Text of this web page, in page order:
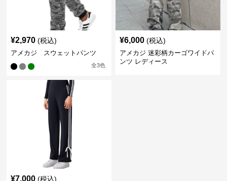
¥2,970 (税込)
アメカジ スウェットパンツ
全3色
¥6,000 (税込)
アメカジ 迷彩柄カーゴワイドパ
ンツ レディース
¥7,000 (税込)